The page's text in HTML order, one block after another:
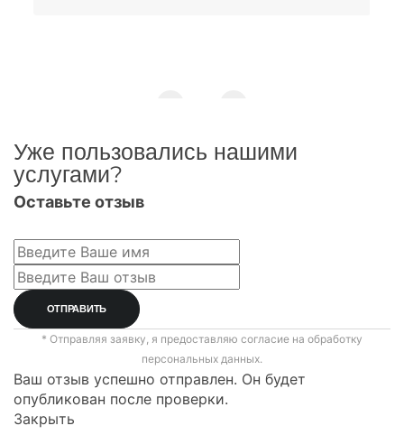
Уже пользовались нашими
услугами?
Оставьте отзыв
* Отправляя заявку, я предоставляю согласие на обработку
персональных данных.
Ваш отзыв успешно отправлен. Он будет
опубликован после проверки.
Закрыть